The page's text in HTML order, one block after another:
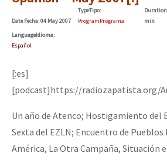
Mundo
EZLN
AutonomÍa y Resistencia
Megaproyectos
Migración
Presos
Dia 1: Encontro “Guerra contra a
[CDMX – 20 julio] Jornadas globales
“Sonhando a Terra do Bem Virá” se
DateFecha: 04 May 2007
TypeTipo:
ProgramPrograma
Duration
min
LanguageIdioma:
Español
[:es]
[podcast]https://radiozapatista.org/
Un año de Atenco; Hostigamiento del
Sexta del EZLN; Encuentro de Pueblos
América, La Otra Campaña, Situación